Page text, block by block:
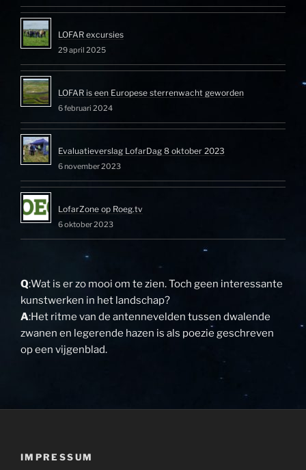
LOFAR excursies
29 april 2025
LOFAR is een Europese sterrenwacht geworden
6 februari 2024
Evaluatieverslag LofarDag 8 oktober 2023
6 november 2023
LofarZone op Roeg.tv
6 oktober 2023
Q:Wat is er zo mooi om te zien. Toch geen interessante
kunstwerken in het landschap?
A:Het ritme van de antennevelden tussen dwalende
zwanen en legerende hazen is als poezie geschreven
op een vijgenblad.
IMPRESSUM